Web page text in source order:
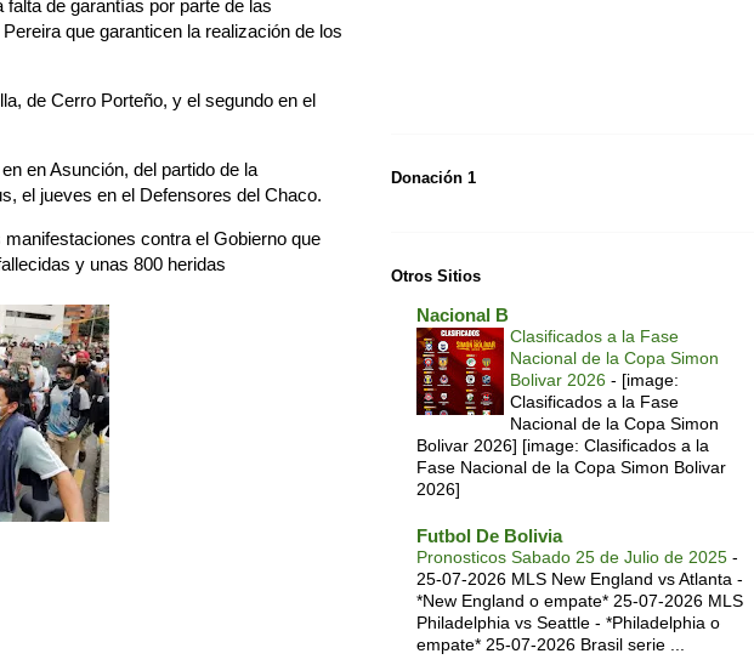
de garantías por parte de las
que garanticen la realización de los
de Cerro Porteño, y el segundo en el
en Asunción, del partido de la
el jueves en el Defensores del Chaco.
contra el Gobierno que
y unas 800 heridas
Donación 1
Otros Sitios
Nacional B
Clasificados a la Fase
Nacional de la Copa Simon
Bolivar 2026 - [image:
Clasificados a la Fase
Nacional de la Copa Simon
Bolivar 2026] [image: Clasificados a la
Fase Nacional de la Copa Simon Bolivar
2026]
Futbol De Bolivia
Pronosticos Sabado 25 de Julio de 2025 -
25-07-2026 MLS New England vs Atlanta -
*New England o empate* 25-07-2026 MLS
Philadelphia vs Seattle - *Philadelphia o
empate* 25-07-2026 Brasil serie ...